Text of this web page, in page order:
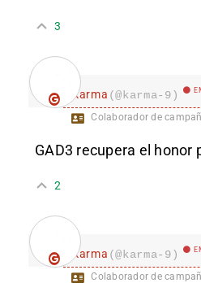
3
karma (@karma-9)
Colaborador de
GAD3 recupera el honor
2
karma (@karma-9)
Colaborador de